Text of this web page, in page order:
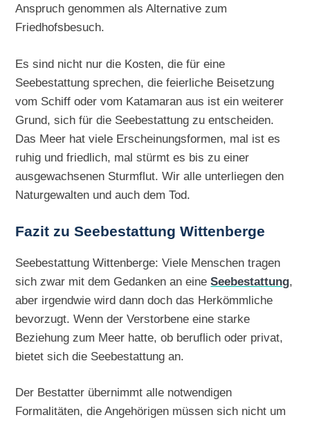
Anspruch genommen als Alternative zum
Friedhofsbesuch.
Es sind nicht nur die Kosten, die für eine
Seebestattung sprechen, die feierliche Beisetzung
vom Schiff oder vom Katamaran aus ist ein weiterer
Grund, sich für die Seebestattung zu entscheiden.
Das Meer hat viele Erscheinungsformen, mal ist es
ruhig und friedlich, mal stürmt es bis zu einer
ausgewachsenen Sturmflut. Wir alle unterliegen den
Naturgewalten und auch dem Tod.
Fazit zu Seebestattung Wittenberge
Seebestattung Wittenberge: Viele Menschen tragen
sich zwar mit dem Gedanken an eineSeebestattung,
aber irgendwie wird dann doch das Herkömmliche
bevorzugt. Wenn der Verstorbene eine starke
Beziehung zum Meer hatte, ob beruflich oder privat,
bietet sich die Seebestattung an.
Der Bestatter übernimmt alle notwendigen
Formalitäten, die Angehörigen müssen sich nicht um